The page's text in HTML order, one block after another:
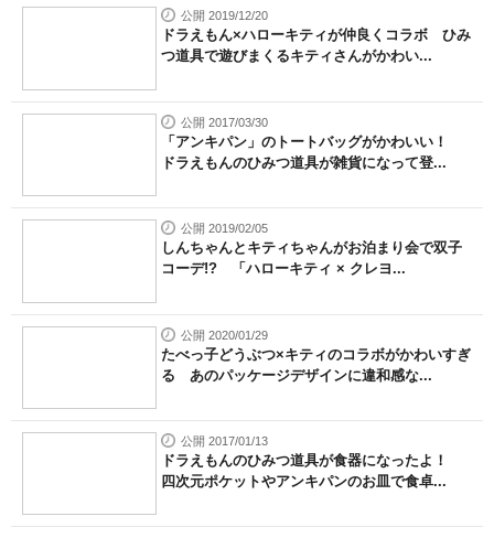
公開 2019/12/20
ドラえもん×ハローキティが仲良くコラボ ひみ
つ道具で遊びまくるキティさんがかわい...
公開 2017/03/30
「アンキパン」のトートバッグがかわいい！
ドラえもんのひみつ道具が雑貨になって登...
公開 2019/02/05
しんちゃんとキティちゃんがお泊まり会で双子
コーデ!? 「ハローキティ × クレヨ...
公開 2020/01/29
たべっ子どうぶつ×キティのコラボがかわいすぎ
る あのパッケージデザインに違和感な...
公開 2017/01/13
ドラえもんのひみつ道具が食器になったよ！
四次元ポケットやアンキパンのお皿で食卓...